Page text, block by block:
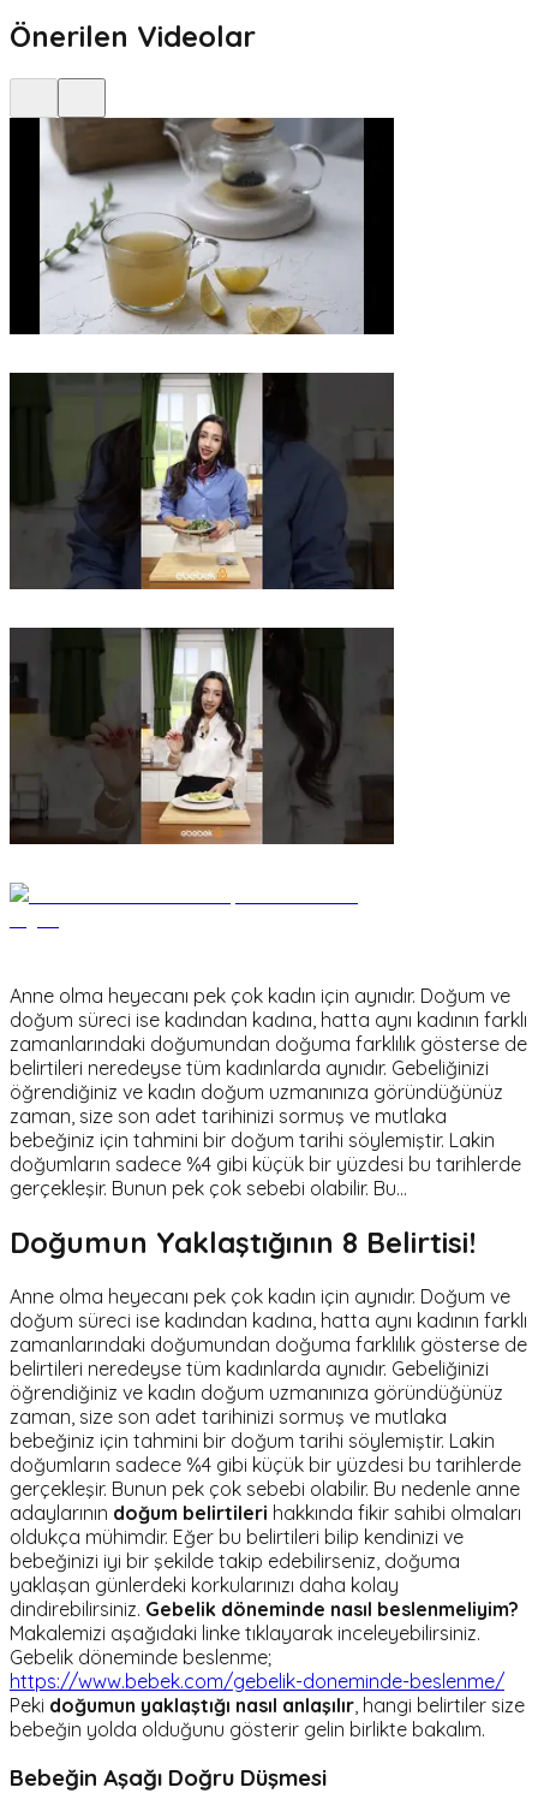
Önerilen Videolar
Anne olma heyecanı pek çok kadın için aynıdır. Doğum ve
doğum süreci ise kadından kadına, hatta aynı kadının farklı
zamanlarındaki doğumundan doğuma farklılık gösterse de
belirtileri neredeyse tüm kadınlarda aynıdır. Gebeliğinizi
öğrendiğiniz ve kadın doğum uzmanınıza göründüğünüz
zaman, size son adet tarihinizi sormuş ve mutlaka
bebeğiniz için tahmini bir doğum tarihi söylemiştir. Lakin
doğumların sadece %4 gibi küçük bir yüzdesi bu tarihlerde
gerçekleşir. Bunun pek çok sebebi olabilir. Bu…
Doğumun Yaklaştığının 8 Belirtisi!
Anne olma heyecanı pek çok kadın için aynıdır. Doğum ve
doğum süreci ise kadından kadına, hatta aynı kadının farklı
zamanlarındaki doğumundan doğuma farklılık gösterse de
belirtileri neredeyse tüm kadınlarda aynıdır. Gebeliğinizi
öğrendiğiniz ve kadın doğum uzmanınıza göründüğünüz
zaman, size son adet tarihinizi sormuş ve mutlaka
bebeğiniz için tahmini bir doğum tarihi söylemiştir. Lakin
doğumların sadece %4 gibi küçük bir yüzdesi bu tarihlerde
gerçekleşir. Bunun pek çok sebebi olabilir. Bu nedenle anne
adaylarının doğum belirtileri hakkında fikir sahibi olmaları
oldukça mühimdir. Eğer bu belirtileri bilip kendinizi ve
bebeğinizi iyi bir şekilde takip edebilirseniz, doğuma
yaklaşan günlerdeki korkularınızı daha kolay
dindirebilirsiniz. Gebelik döneminde nasıl beslenmeliyim?
Makalemizi aşağıdaki linke tıklayarak inceleyebilirsiniz.
Gebelik döneminde beslenme;
https://www.bebek.com/gebelik-doneminde-beslenme/
Peki doğumun yaklaştığı nasıl anlaşılır , hangi belirtiler size
bebeğin yolda olduğunu gösterir gelin birlikte bakalım.
Bebeğin Aşağı Doğru Düşmesi